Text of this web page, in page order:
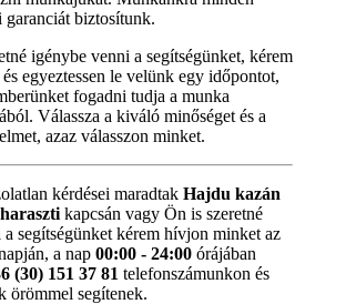
garanciát biztosítunk.
igénybe venni a segítségünket, kérem
egyeztessen le velünk egy időpontot,
fogadni tudja a munka
Válassza a kiváló minőséget és a
azaz válasszon minket.
kérdései maradtak Hajdu kazán
kapcsán vagy Ön is szeretné
segítségünket kérem hívjon minket az
a nap 00:00 - 24:00 órájában
(30) 151 37 81 telefonszámunkon és
örömmel segítenek.